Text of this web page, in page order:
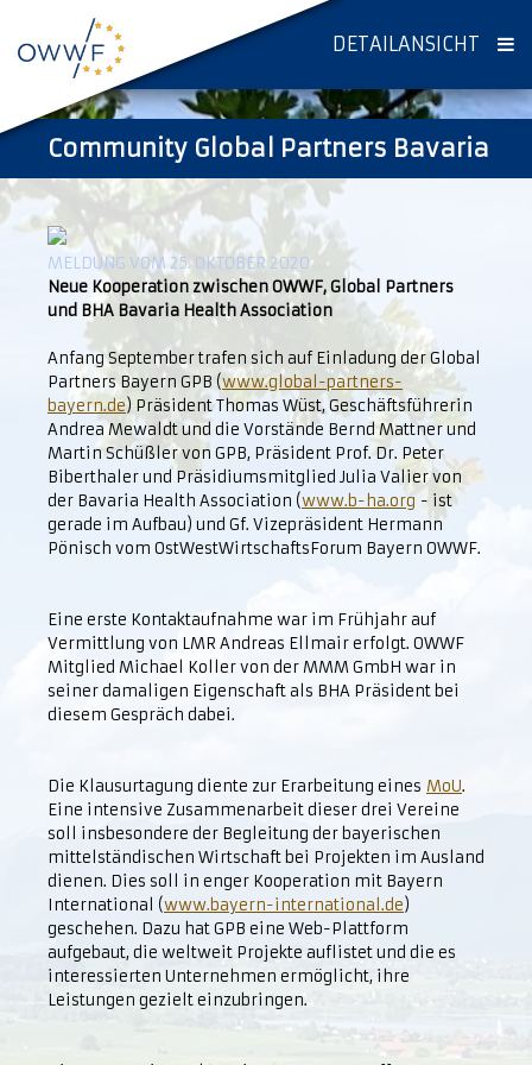
DETAILANSICHT
Community Global Partners Bavaria
MELDUNG VOM 25. OKTOBER 2020
Neue Kooperation zwischen OWWF, Global Partners
und BHA Bavaria Health Association
Anfang September trafen sich auf Einladung der Global
Partners Bayern GPB (www.global-partners-
bayern.de) Präsident Thomas Wüst, Geschäftsführerin
Andrea Mewaldt und die Vorstände Bernd Mattner und
Martin Schüßler von GPB, Präsident Prof. Dr. Peter
Biberthaler und Präsidiumsmitglied Julia Valier von
der Bavaria Health Association (www.b-ha.org - ist
gerade im Aufbau) und Gf. Vizepräsident Hermann
Pönisch vom OstWestWirtschaftsForum Bayern OWWF.
Eine erste Kontaktaufnahme war im Frühjahr auf
Vermittlung von LMR Andreas Ellmair erfolgt. OWWF
Mitglied Michael Koller von der MMM GmbH war in
seiner damaligen Eigenschaft als BHA Präsident bei
diesem Gespräch dabei.
Die Klausurtagung diente zur Erarbeitung eines MoU.
Eine intensive Zusammenarbeit dieser drei Vereine
soll insbesondere der Begleitung der bayerischen
mittelständischen Wirtschaft bei Projekten im Ausland
dienen. Dies soll in enger Kooperation mit Bayern
International (www.bayern-international.de)
geschehen. Dazu hat GPB eine Web-Plattform
aufgebaut, die weltweit Projekte auflistet und die es
interessierten Unternehmen ermöglicht, ihre
Leistungen gezielt einzubringen.